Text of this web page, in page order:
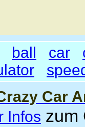
ball car
Car
Infos zum